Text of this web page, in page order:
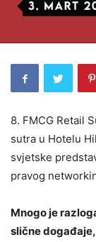
8. FMCG Retail
sutra u Hotelu
svjetske
pravog
Mnogo je
slične